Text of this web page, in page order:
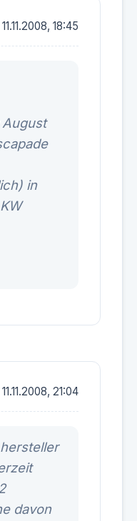
11.11.2008, 18:45
in
11.11.2008, 21:04
davon